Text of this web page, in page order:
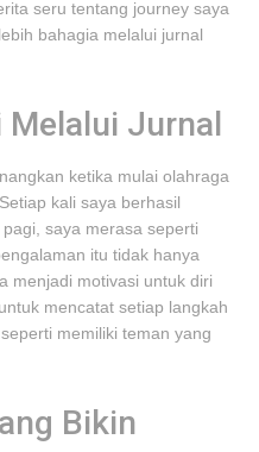
seru tentang journey saya
bahagia melalui jurnal
Jurnal
ketika mulai olahraga
kali saya berhasil
saya merasa seperti
itu tidak hanya
menjadi motivasi untuk diri
mencatat setiap langkah
memiliki teman yang
Bikin